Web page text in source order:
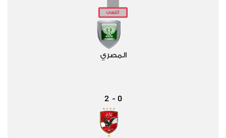
المصري
0
-
2